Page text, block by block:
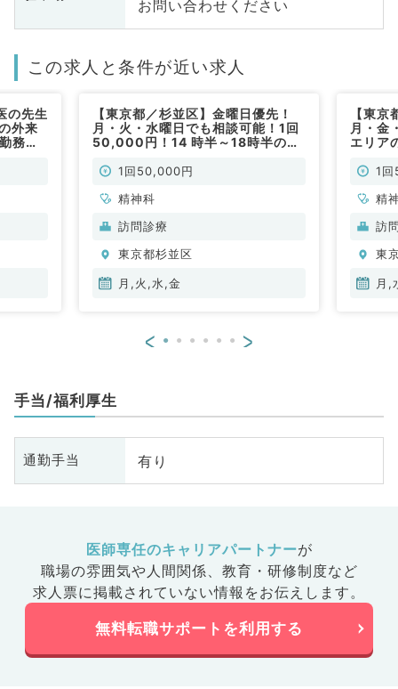
お問い合わせください
この求人と条件が近い求人
の先生
外来
務で
【東京都／杉並区】金曜日優先！
月・火・水曜日でも相談可能！1回
50,000円！14 時半～18時半の午
／非常勤）
1回50,000円
精神科
訪問診療
東京都杉並区
月,火,水,金
【東
月・金
エリア
り（
1
精
訪
東
月,
< >
手当/福利厚生
通勤手当 有り
医師専任のキャリアパートナーが
職場の雰囲気や人間関係、 教育・研修制度など
求人票に掲載されていない情報をお伝えします。
無料転職サポートを利用する